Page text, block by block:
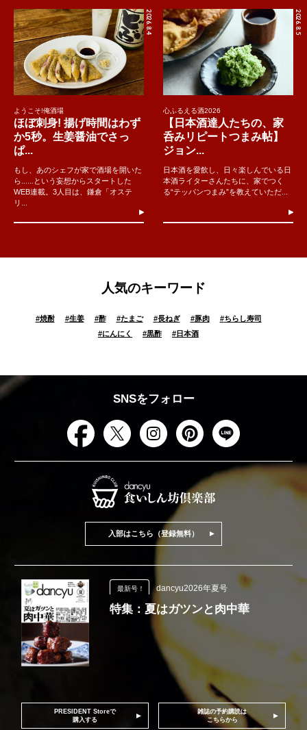
2026.8.4
ようこそ!俺酒場
ほぼ刺身! 揚げ時間はわず
か5秒。生姜醤油でさっ
ぱ...
もし、あのシェフが家で酒場を開いた
ら......という妄想からスタートした
WEB連載。3人目は、鎌倉「オステ
リ...
2026.8.5
心ふるえる酒2026
【日本酒達人たちの、家
呑みリピートつまみ帖】
ジョン...
日本酒を愛飲し、日々楽しんでいる日
本酒ライターさんたちに、家でつく
る“テッパンつまみ”を教えていただ...
人気のキーワード
#焼酎 #生姜 #酢 #たまご #長ねぎ #豚肉 #ちらし寿司
#にんにく #黒酢 # 日本酒
SNSをフォロー
入部はこちら（登録無料）
最新号！ dancyu2026年夏号
特集：夏はガツンと肉中華
PRESIDENT Storeで
購入する
雑誌の予約購読は
こちらから